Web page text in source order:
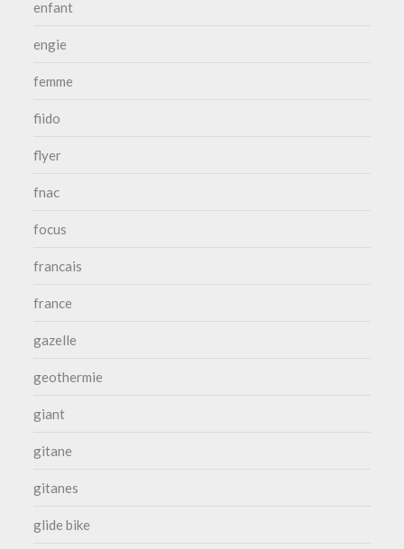
enfant
engie
femme
fiido
flyer
fnac
focus
francais
france
gazelle
geothermie
giant
gitane
gitanes
glide bike